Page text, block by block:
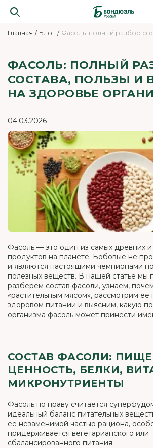
Главная Блог Фасоль: полный разбор
ФАСОЛЬ: ПОЛНЫЙ
СОСТАВА, ПОЛЬЗЫ И
НА ЗДОРОВЬЕ
04.03.2026
Фасоль — это один из самых древних
продуктов на планете. Бобовые не
и являются настоящими чемпионами
полезных веществ. В нашей статье мы
разберём состав фасоли, узнаем,
«растительным мясом», рассмотрим
здоровом питании и выясним, какую
организма фасоль может принести
СОСТАВ ФАСОЛИ:
ЦЕННОСТЬ, БЕЛКИ,
МИКРОНУТРИЕНТЫ
Фасоль по праву считается
идеальный баланс питательных
её незаменимой частью рациона,
придерживается вегетарианского или
сбалансированного питания.